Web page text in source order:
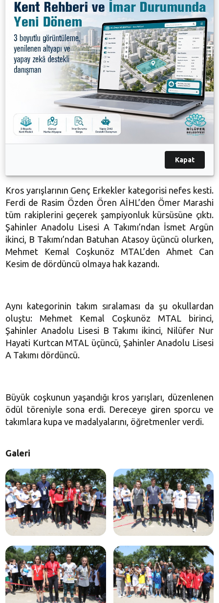
yaşandı. İslam Uyar MTAL’den Sudenur Bayrak birinci
olurken, Ahmet Çelebi MTAL’den Sinem Seymen
ikinci, Feriha Uyar MTAL’den Hatice Aksoy üçüncü,
İslam Uyar MTAL’den İrem Aygür dördüncü olmaya
hak kazandı.
Genç Kızlar Takım kategorisinde şampiyon, İslam
Uyar MTAL oldu. Mehmet Kemal Coşkunöz MTAL A
Takımı ikinci, Feriha Uyar MTAL A Takımı üçüncü,
Mehmet Kemal Coşkunöz MTAL B Takımı da
Kros yarışlarının Genç Erkekler kategorisi nefes kesti.
Ferdi de Rasim Özden Ören AİHL’den Ömer Marashi
tüm rakiplerini geçerek şampiyonluk kürsüsüne çıktı.
Şahinler Anadolu Lisesi A Takımı’ndan İsmet Argün
ikinci, B Takımı’ndan Batuhan Atasoy üçüncü olurken,
Mehmet Kemal Coşkunöz MTAL’den Ahmet Can
Kesim de dördüncü olmaya hak kazandı.
Aynı kategorinin takım sıralaması da şu okullardan
oluştu: Mehmet Kemal Coşkunöz MTAL birinci,
Şahinler Anadolu Lisesi B Takımı ikinci, Nilüfer Nur
Hayati Kurtcan MTAL üçüncü, Şahinler Anadolu Lisesi
A Takımı dördüncü.
Büyük coşkunun yaşandığı kros yarışları, düzenlenen
ödül töreniyle sona erdi. Dereceye giren sporcu ve
takımlara kupa ve madalyalarını, öğretmenler verdi.
Galeri
Kapat